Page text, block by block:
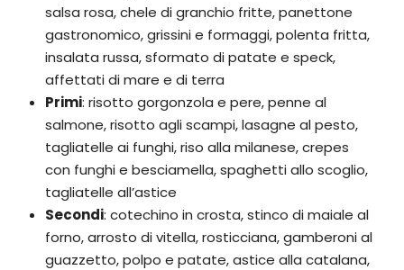
salsa rosa, chele di granchio fritte, panettone
gastronomico, grissini e formaggi, polenta fritta,
insalata russa, sformato di patate e speck,
affettati di mare e di terra
Primi: risotto gorgonzola e pere, penne al
salmone, risotto agli scampi, lasagne al pesto,
tagliatelle ai funghi, riso alla milanese, crepes
con funghi e besciamella, spaghetti allo scoglio,
tagliatelle all’astice
Secondi: cotechino in crosta, stinco di maiale al
forno, arrosto di vitella, rosticciana, gamberoni al
guazzetto, polpo e patate, astice alla catalana,